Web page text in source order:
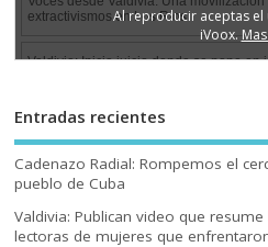
Entradas recientes
Cadenazo Radial: Rompemos el
pueblo de Cuba
Valdivia: Publican video que
lectoras de mujeres que